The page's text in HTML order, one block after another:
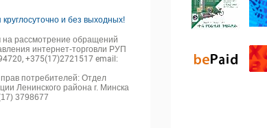
и без выходных!
рассмотрение обращений
интернет-торговли РУП
+375(17)2721517 email:
потребителей: Отдел
Ленинского района г. Минска
3798677